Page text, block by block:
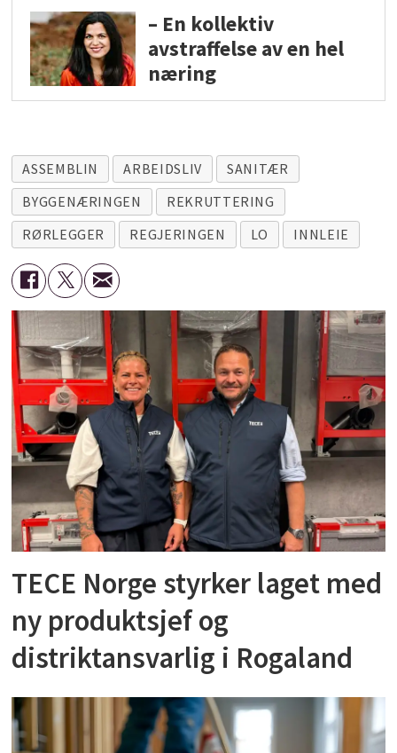
– En kollektiv
avstraffelse av en hel
næring
ASSEMBLIN ARBEIDSLIV
SANITÆR
BYGGENÆRINGEN
REKRUTTERING
RØRLEGGER
REGJERINGEN LO INNLEIE
TECE Norge styrker laget med
ny produktsjef og
distriktansvarlig i Rogaland